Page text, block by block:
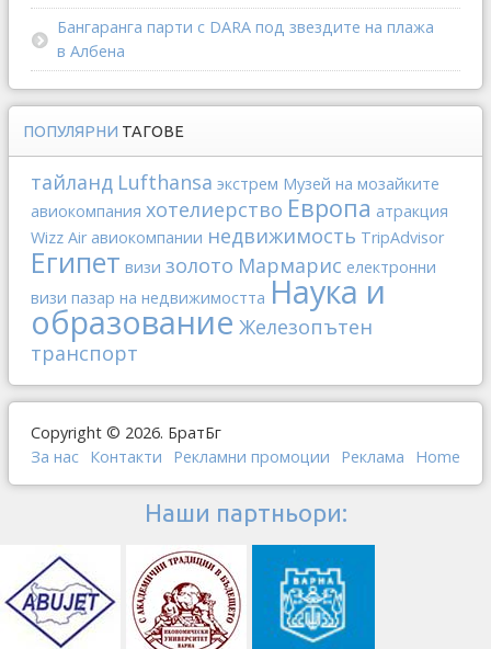
Бангаранга парти с DARA под звездите на плажа
в Албена
ПОПУЛЯРНИ ТАГОВЕ
тайланд Lufthansa экстрем Музей на мозайките
авиокомпания хотелиерство Европа атракция
Wizz Air авиокомпании недвижимость TripAdvisor
Египет визи золото Мармарис електронни
визи пазар на недвижимостта Наука и
образование Железопътен
транспорт
Copyright © 2026. БратБг
За нас Контакти Рекламни промоции Реклама Home
Наши партньори: